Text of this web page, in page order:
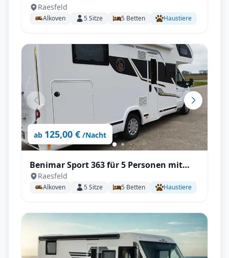
TV, Wechselrichter, Autark mit All-
inklusive Paket
Raesfeld
Alkoven 5Sitze 5 Betten Haustiere
ab 125,00 € /Nacht
Benimar Sport 363 für 5 Personen mit
Einzelbetten, Solar, Autark, TV, All-
Inklusive
Raesfeld
Alkoven 5Sitze 5 Betten Haustiere